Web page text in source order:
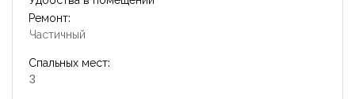
Ремонт:
Частичный
Спальных мест:
3